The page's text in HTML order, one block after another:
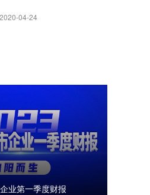
2020-04-24
业第一季度财报